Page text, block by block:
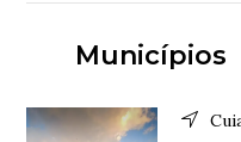
Municípios